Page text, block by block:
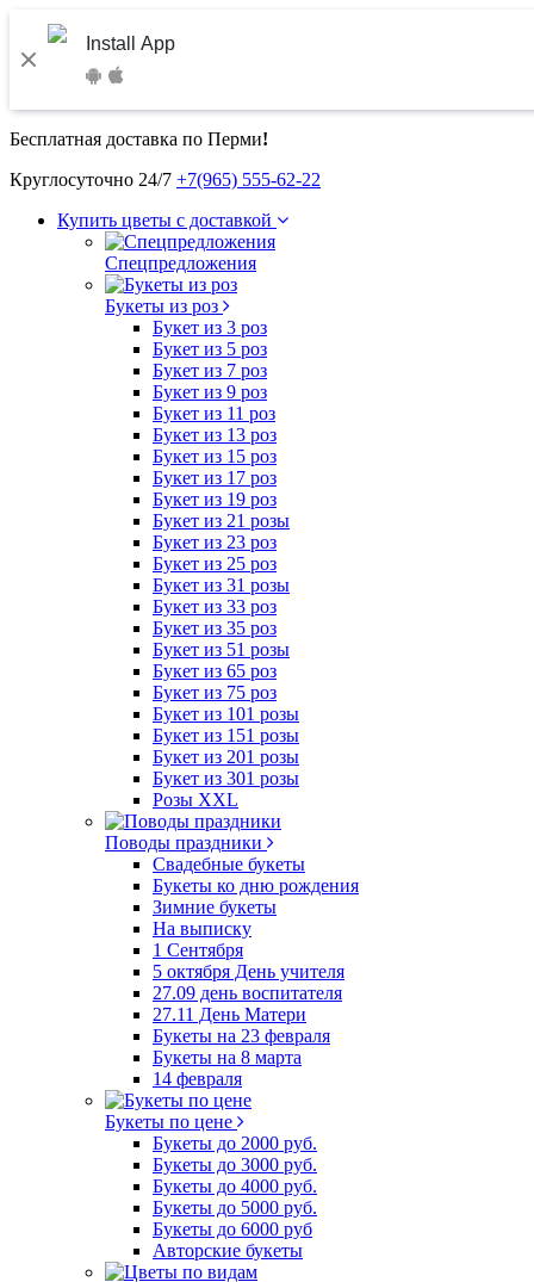
Install App
Бесплатная доставка по Перми!
Круглосуточно 24/7 +7(965) 555-62-22
Купить цветы с доставкой
Спецпредложения
Букеты из роз
Букет из 3 роз
Букет из 5 роз
Букет из 7 роз
Букет из 9 роз
Букет из 11 роз
Букет из 13 роз
Букет из 15 роз
Букет из 17 роз
Букет из 19 роз
Букет из 21 розы
Букет из 23 роз
Букет из 25 роз
Букет из 31 розы
Букет из 33 роз
Букет из 35 роз
Букет из 51 розы
Букет из 65 роз
Букет из 75 роз
Букет из 101 розы
Букет из 151 розы
Букет из 201 розы
Букет из 301 розы
Розы XXL
Поводы праздники
Свадебные букеты
Букеты ко дню рождения
Зимние букеты
На выписку
1 Сентября
5 октября День учителя
27.09 день воспитателя
27.11 День Матери
Букеты на 23 февраля
Букеты на 8 марта
14 февраля
Букеты по цене
Букеты до 2000 руб.
Букеты до 3000 руб.
Букеты до 4000 руб.
Букеты до 5000 руб.
Букеты до 6000 руб
Авторские букеты